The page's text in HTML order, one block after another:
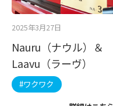
2025年3月27日
Nauru（ナウル）＆
Laavu（ラーヴ）
#ワクワク